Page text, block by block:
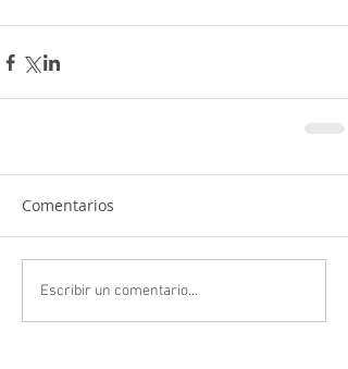
Comentarios
Escribir un comentario...